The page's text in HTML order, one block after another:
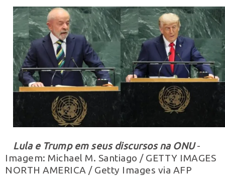
Lula e Trump em seus discursos na ONU-
Imagem: Michael M. Santiago / GETTY IMAGES
NORTH AMERICA / Getty Images via AFP